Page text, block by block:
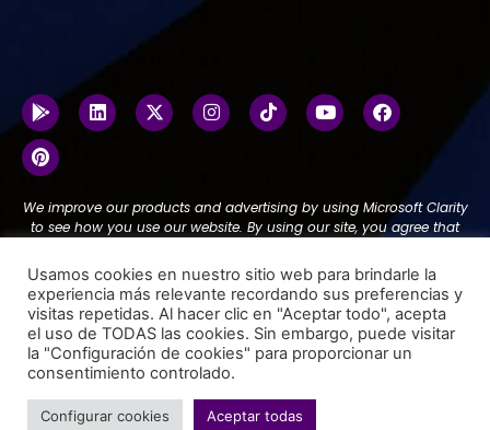
We improve our products and advertising by using Microsoft Clarity
to see how you use our website. By using our site, you agree that
has more details.
© 2025 Todos los derechos reservados | Adderit QA SL
Diseñado por Adderit
Usamos cookies en nuestro sitio web para brindarle la
experiencia más relevante recordando sus preferencias y
visitas repetidas. Al hacer clic en "Aceptar todo", acepta
el uso de TODAS las cookies. Sin embargo, puede visitar
la "Configuración de cookies" para proporcionar un
consentimiento controlado.
Configurar cookies Aceptar todas